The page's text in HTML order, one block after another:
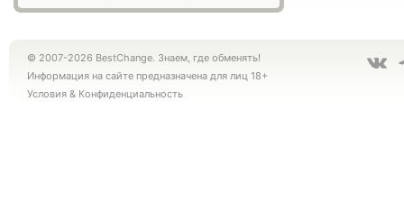
© 2007-2026 BestChange. Знаем, где обменять!
Информация на сайте предназначена для лиц 18+
Условия & Конфиденциальность